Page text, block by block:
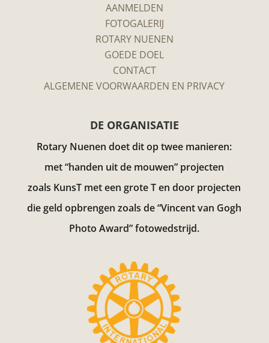
AANMELDEN
FOTOGALERIJ
ROTARY NUENEN
GOEDE DOEL
CONTACT
ALGEMENE VOORWAARDEN EN PRIVACY
DE ORGANISATIE
Rotary Nuenen doet dit op twee manieren:
met “handen uit de mouwen” projecten
zoals KunsT met een grote T en door projecten
die geld opbrengen zoals de “Vincent van Gogh
Photo Award” fotowedstrijd.